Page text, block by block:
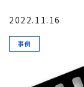
2022.11.16
事例